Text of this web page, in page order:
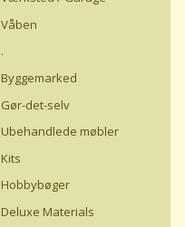
Våben
.
Byggemarked
Gør-det-selv
Ubehandlede møbler
Kits
Hobbybøger
Deluxe Materials